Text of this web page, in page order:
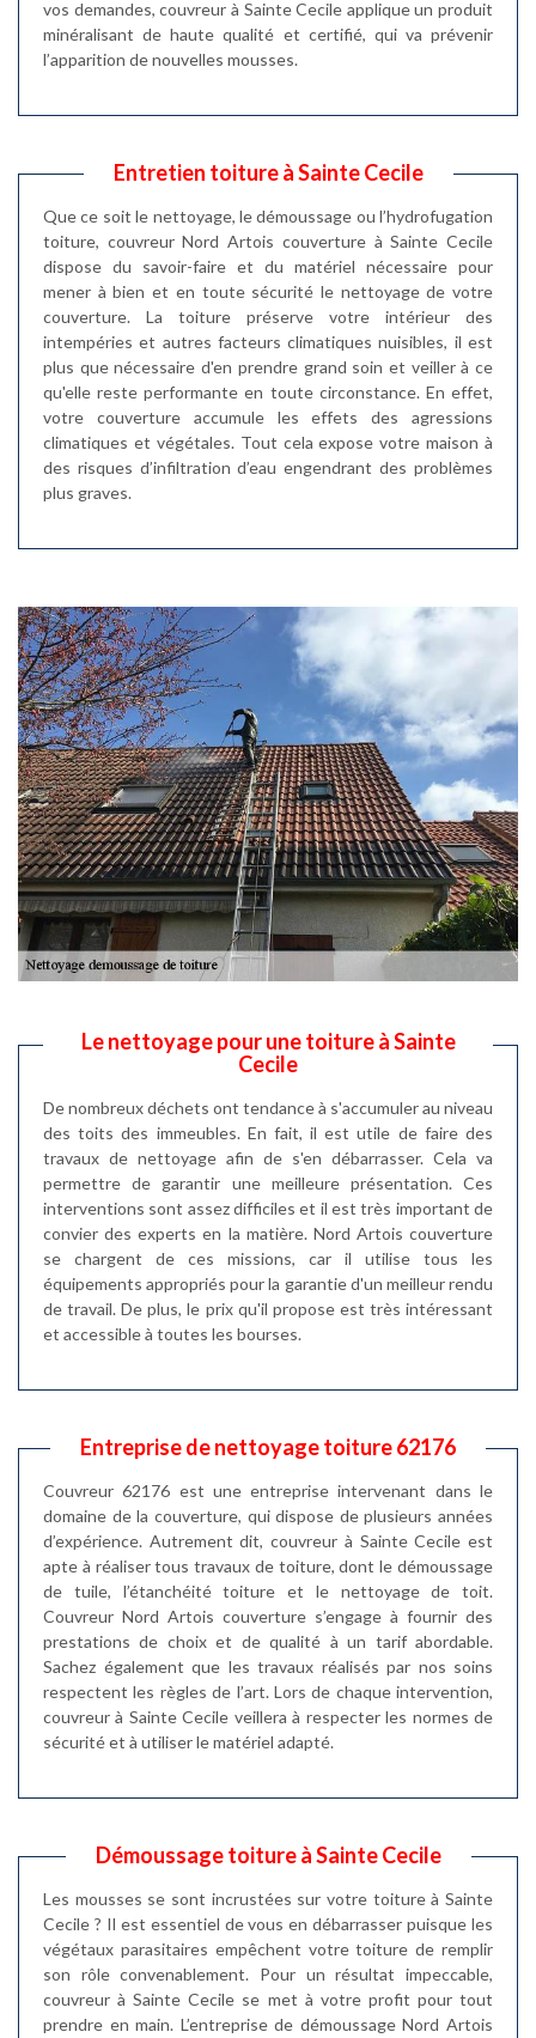
vos demandes, couvreur à Sainte Cecile applique un produit
minéralisant de haute qualité et certifié, qui va prévenir
l’apparition de nouvelles mousses.
Entretien toiture à Sainte Cecile
Que ce soit le nettoyage, le démoussage ou l’hydrofugation
toiture, couvreur Nord Artois couverture à Sainte Cecile
dispose du savoir-faire et du matériel nécessaire pour
mener à bien et en toute sécurité le nettoyage de votre
couverture. La toiture préserve votre intérieur des
intempéries et autres facteurs climatiques nuisibles, il est
plus que nécessaire d'en prendre grand soin et veiller à ce
qu'elle reste performante en toute circonstance. En effet,
votre couverture accumule les effets des agressions
climatiques et végétales. Tout cela expose votre maison à
des risques d’infiltration d’eau engendrant des problèmes
plus graves.
Le nettoyage pour une toiture à Sainte
Cecile
De nombreux déchets ont tendance à s'accumuler au niveau
des toits des immeubles. En fait, il est utile de faire des
travaux de nettoyage afin de s'en débarrasser. Cela va
permettre de garantir une meilleure présentation. Ces
interventions sont assez difficiles et il est très important de
convier des experts en la matière. Nord Artois couverture
se chargent de ces missions, car il utilise tous les
équipements appropriés pour la garantie d'un meilleur rendu
de travail. De plus, le prix qu'il propose est très intéressant
et accessible à toutes les bourses.
Entreprise de nettoyage toiture 62176
Couvreur 62176 est une entreprise intervenant dans le
domaine de la couverture, qui dispose de plusieurs années
d’expérience. Autrement dit, couvreur à Sainte Cecile est
apte à réaliser tous travaux de toiture, dont le démoussage
de tuile, l’étanchéité toiture et le nettoyage de toit.
Couvreur Nord Artois couverture s’engage à fournir des
prestations de choix et de qualité à un tarif abordable.
Sachez également que les travaux réalisés par nos soins
respectent les règles de l’art. Lors de chaque intervention,
couvreur à Sainte Cecile veillera à respecter les normes de
sécurité et à utiliser le matériel adapté.
Démoussage toiture à Sainte Cecile
Les mousses se sont incrustées sur votre toiture à Sainte
Cecile ? Il est essentiel de vous en débarrasser puisque les
végétaux parasitaires empêchent votre toiture de remplir
son rôle convenablement. Pour un résultat impeccable,
couvreur à Sainte Cecile se met à votre profit pour tout
prendre en main. L’entreprise de démoussage Nord Artois